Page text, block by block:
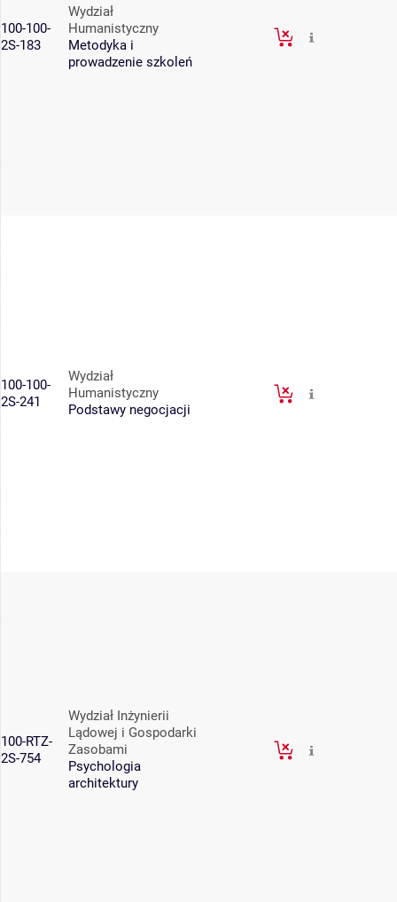
100-100-
2S-183
Wydział
Humanistyczny
Metodyka i
prowadzenie szkoleń
100-100-
2S-241
Wydział
Humanistyczny
Podstawy negocjacji
100-RTZ-
2S-754
Wydział Inżynierii
Lądowej i Gospodarki
Zasobami
Psychologia
architektury